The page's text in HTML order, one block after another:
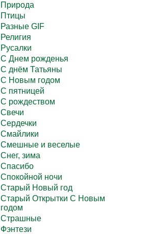
Природа
Птицы
Разные GIF
Религия
Русалки
С Днем рожденья
С днём Татьяны
С Новым годом
С пятницей
С рождеством
Свечи
Сердечки
Смайлики
Смешные и веселые
Снег, зима
Спасибо
Спокойной ночи
Старый Новый год
Старый Открытки С Новым
годом
Страшные
Фэнтези